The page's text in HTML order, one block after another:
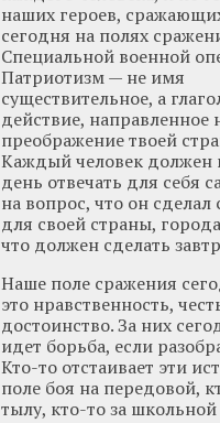
наших героев,
сегодня на полях
Специальной военной
Патриотизм — не имя
существительное, а
действие, направленное
преображение твоей
Каждый человек
день отвечать для себя
на вопрос, что он сделал
для своей страны,
что должен сделать
Наше поле сражения
это нравственность,
достоинство. За них
идет борьба, если
Кто-то отстаивает эти
поле боя на передовой,
тылу, кто-то за